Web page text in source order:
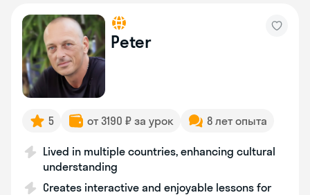
Peter
5 от 3190 ₽ за урок 8 лет опыта
Lived in multiple countries, enhancing cultural
understanding
Creates interactive and enjoyable lessons for